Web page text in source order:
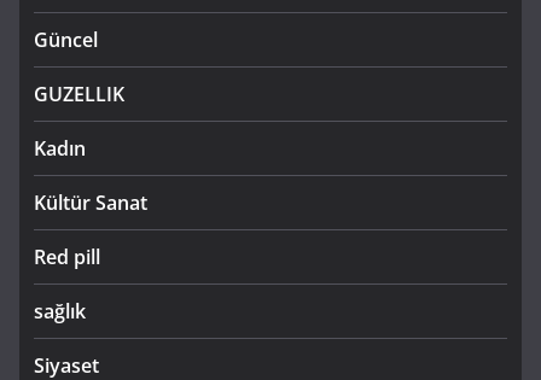
Güncel
GUZELLIK
Kadın
Kültür Sanat
Red pill
sağlık
Siyaset